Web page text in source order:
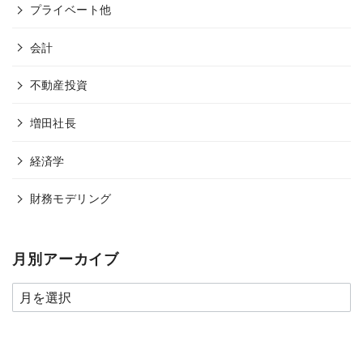
プライベート他
会計
不動産投資
増田社長
経済学
財務モデリング
月別アーカイブ